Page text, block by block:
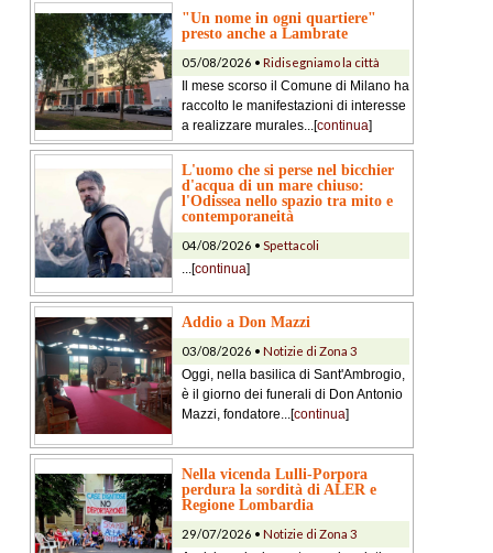
"Un nome in ogni quartiere"
presto anche a Lambrate
05/08/2026 • Ridisegniamo la città
Il mese scorso il Comune di Milano ha
raccolto le manifestazioni di interesse
a realizzare murales...[continua]
L'uomo che si perse nel bicchier
d'acqua di un mare chiuso:
l'Odissea nello spazio tra mito e
contemporaneità
04/08/2026 • Spettacoli
...[continua]
Addio a Don Mazzi
03/08/2026 • Notizie di Zona 3
Oggi, nella basilica di Sant'Ambrogio,
è il giorno dei funerali di Don Antonio
Mazzi, fondatore...[continua]
Nella vicenda Lulli-Porpora
perdura la sordità di ALER e
Regione Lombardia
29/07/2026 • Notizie di Zona 3